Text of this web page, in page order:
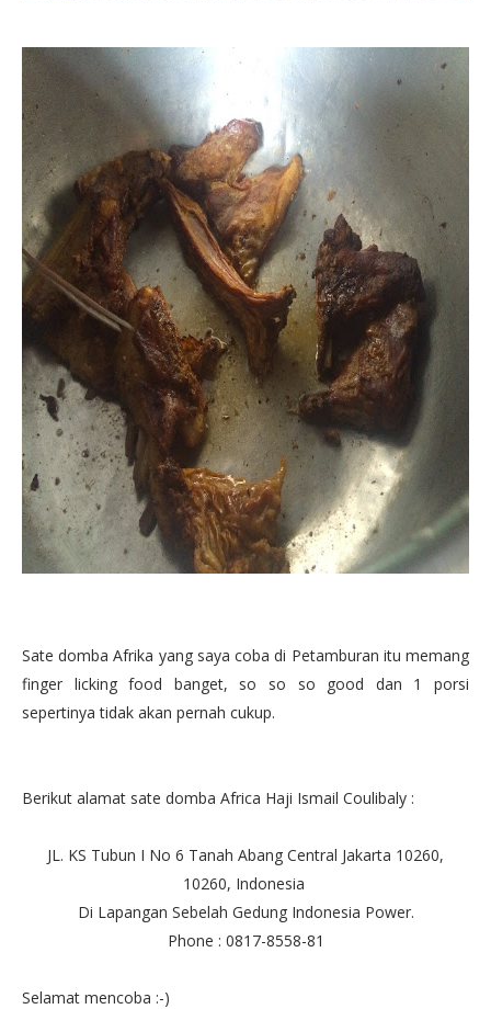
Sate domba Afrika yang saya coba di Petamburan itu memang
finger licking food banget, so so so good dan 1 porsi
sepertinya tidak akan pernah cukup.
Berikut alamat sate domba Africa Haji Ismail Coulibaly :
JL. KS Tubun I No 6 Tanah Abang Central Jakarta 10260,
10260, Indonesia ‎
Di Lapangan Sebelah Gedung Indonesia Power.
Phone : 0817-8558-81
Selamat mencoba :-)